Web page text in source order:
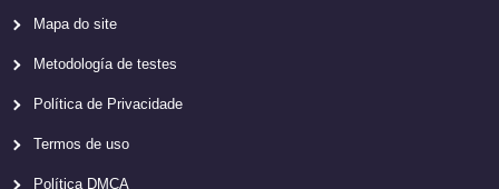
Mapa do site
Metodología de testes
Política de Privacidade
Termos de uso
Política DMCA